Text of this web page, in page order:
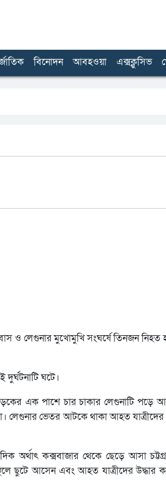
বিনোদন আবহওয়া এক্সক্লুসিভ
বাস ও লেগুনার মুখোমুখি সংঘর্ষে তিনজন
ঘটে।
এক পাশে চার চাকার লেগুনাটি পড়ে
লেগুনার ভেতর আটকে থাকা আহত
অর্থাৎ কক্সবাজার থেকে ছেড়ে আসা
ছুটে আসেন এবং আহত যাত্রীদের উদ্ধার